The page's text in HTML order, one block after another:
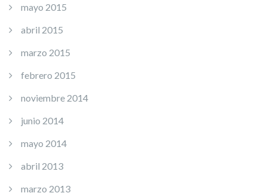
mayo 2015
abril 2015
marzo 2015
febrero 2015
noviembre 2014
junio 2014
mayo 2014
abril 2013
marzo 2013